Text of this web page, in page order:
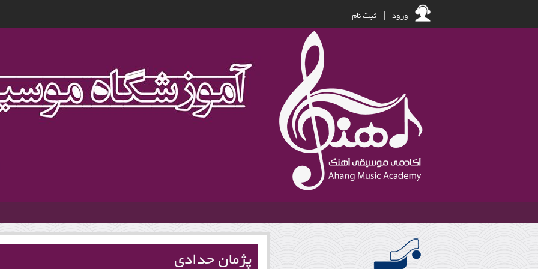
ورود | ثبت نام
چه سازی مناسب شخصیت من است؟؟
پژمان حدادی